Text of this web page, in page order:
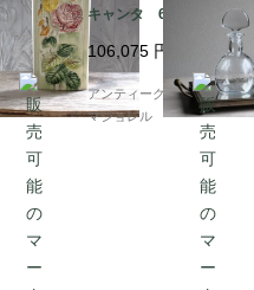
壁掛け
ス 223
ャラリー
キャンタ 6687
106,075 円
アンティークギャラリー
マジョレル